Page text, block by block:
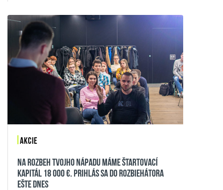
AKCIE
NA ROZBEH TVOJHO NÁPADU MÁME ŠTARTOVACÍ
KAPITÁL 18 000 €. PRIHLÁS SA DO ROZBIEHÁTORA
EŠTE DNES